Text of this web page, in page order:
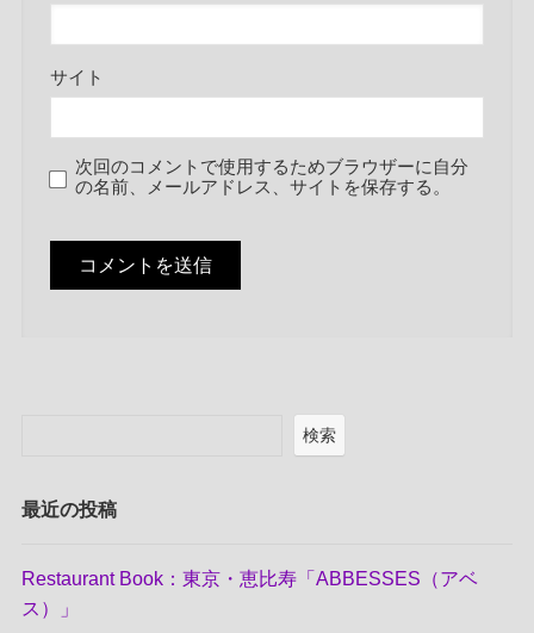
サイト
次回のコメントで使用するためブラウザーに自分
の名前、メールアドレス、サイトを保存する。
検索
最近の投稿
Restaurant Book：東京・恵比寿「ABBESSES（アベ
ス）」